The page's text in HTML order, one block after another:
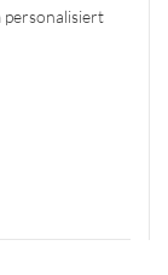
personalisiert